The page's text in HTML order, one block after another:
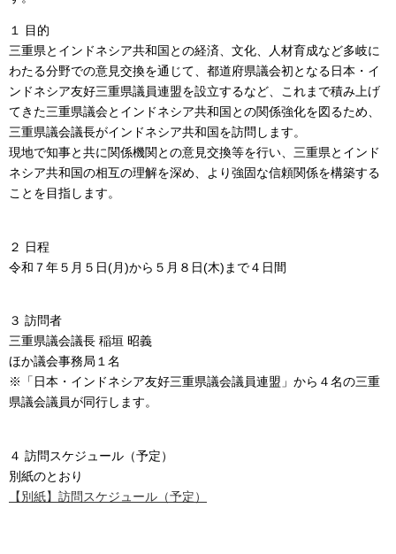
１ 目的
三重県とインドネシア共和国との経済、文化、人材育成など多岐に
わたる分野での意見交換を通じて、都道府県議会初となる日本・イ
ンドネシア友好三重県議員連盟を設立するなど、これまで積み上げ
てきた三重県議会とインドネシア共和国との関係強化を図るため、
三重県議会議長がインドネシア共和国を訪問します。
現地で知事と共に関係機関との意見交換等を行い、三重県とインド
ネシア共和国の相互の理解を深め、より強固な信頼関係を構築する
ことを目指します。
２ 日程
令和７年５月５日(月)から５月８日(木)まで４日間
３ 訪問者
三重県議会議長 稲垣 昭義
ほか議会事務局１名
※「日本・インドネシア友好三重県議会議員連盟」から４名の三重
県議会議員が同行します。
４ 訪問スケジュール（予定）
別紙のとおり
【別紙】訪問スケジュール（予定）